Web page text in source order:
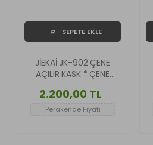
SEPETE EKLE
JİEKAİ JK-902 ÇENE
AÇILIR KASK * ÇENE
2.200,00 TL
Perakende Fiyatı